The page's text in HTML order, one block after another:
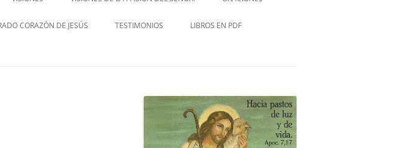
ENGLISH V VIA CRUCIS
CORAZÓN DE JESÚS TESTIMONIOS LIBROS EN PDF